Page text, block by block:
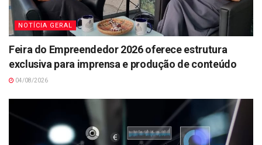
NOTÍCIA GERAL
Feira do Empreendedor 2026 oferece estrutura
exclusiva para imprensa e produção de conteúdo
04/08/2026